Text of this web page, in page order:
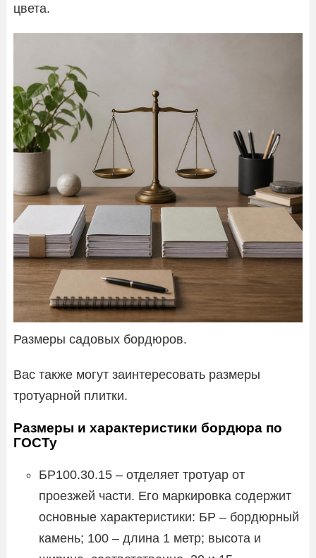
цвета.
Размеры садовых бордюров.
Вас также могут заинтересовать размеры
тротуарной плитки.
Размеры и характеристики бордюра по
ГОСТу
БР100.30.15 – отделяет тротуар от
проезжей части. Его маркировка содержит
основные характеристики: БР – бордюрный
камень; 100 – длина 1 метр; высота и